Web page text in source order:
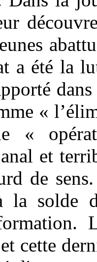
a été la
«
«
et
de
la solde
cette